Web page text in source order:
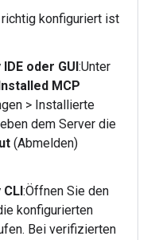
konfiguriert ist
oder GUI:Unter
MCP
> Installierte
dem Server die
(Abmelden)
:Öffnen Sie den
konfigurierten
Bei verifizierten